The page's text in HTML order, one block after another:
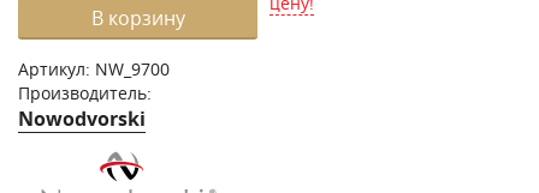
В корзину
Артикул: NW_9700
Производитель:
Nowodvorski